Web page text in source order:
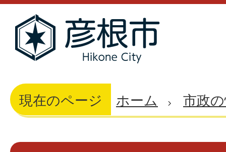
現在のページ ホーム 市政